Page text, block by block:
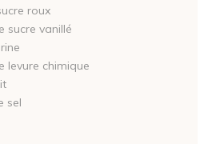
roux
sucre vanillé
levure chimique
sel